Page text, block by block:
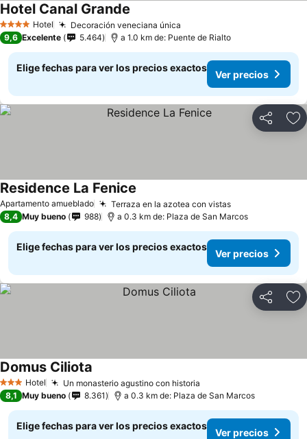
4 EstrellasHotel Decoración veneciana única
Hotel Canal Grande
9,6 Excelente 5.464 a 1.0 km de: Puente de Rialto
Elige fechas para ver los precios exactos
Ver precios
Compartir
Apartamento amueblado Terraza en la azotea con vistas
Residence La Fenice
8,4 Muy bueno 988 a 0.3 km de: Plaza de San Marcos
Elige fechas para ver los precios exactos
Ver precios
Compartir
3 Estrellas
Hotel Un monasterio agustino con historia
Domus Ciliota
8,1 Muy bueno 8.361 a 0.3 km de: Plaza de San Marcos
Elige fechas para ver los precios exactos
Ver precios